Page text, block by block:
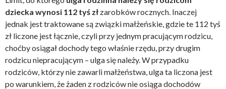
dziecka wynosi 112 tyś zł zarobków rocznych. Inaczej
jednak jest traktowane są związki małżeńskie, gdzie te 112 tyś
zł liczone jest łącznie, czyli przy jednym pracującym rodzicu,
choćby osiągał dochody tego właśnie rzędu, przy drugim
rodzicu niepracującym – ulga się należy. W przypadku
rodziców, którzy nie zawarli małżeństwa, ulga ta liczona jest
po warunkiem, że żaden z rodziców nie osiąga dochodów